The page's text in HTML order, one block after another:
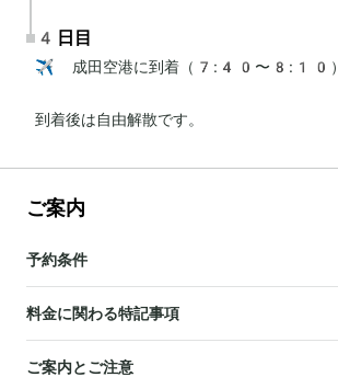
4日目
✈️ 成田空港に到着（7:40〜8:10）
到着後は自由解散です。
ご案内
予約条件
料金に関わる特記事項
ご案内とご注意